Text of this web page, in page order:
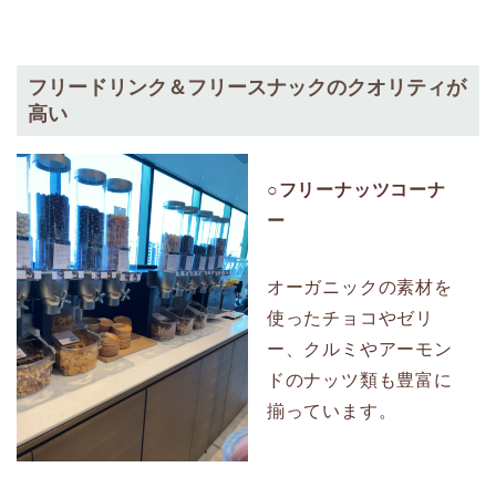
フリードリンク＆フリースナックのクオリティが
高い
○フリーナッツコーナ
ー
オーガニックの素材を
使ったチョコやゼリ
ー、クルミやアーモン
ドのナッツ類も豊富に
揃っています。